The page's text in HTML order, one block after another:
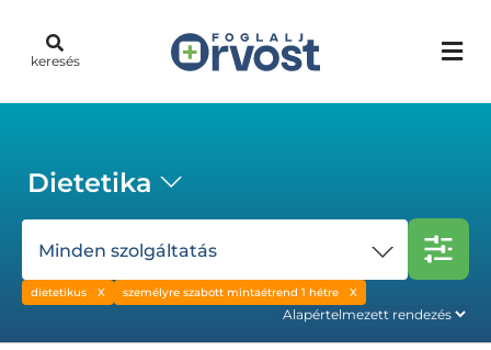
keresés
Dietetika
Minden szolgáltatás
dietetikus személyre szabott mintaétrend 1 hétre